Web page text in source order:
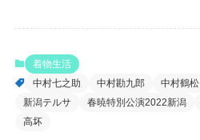
着物生活
中村七之助
中村勘九郎 中村鶴松
新潟テルサ
春暁特別公演2022新潟
高坏